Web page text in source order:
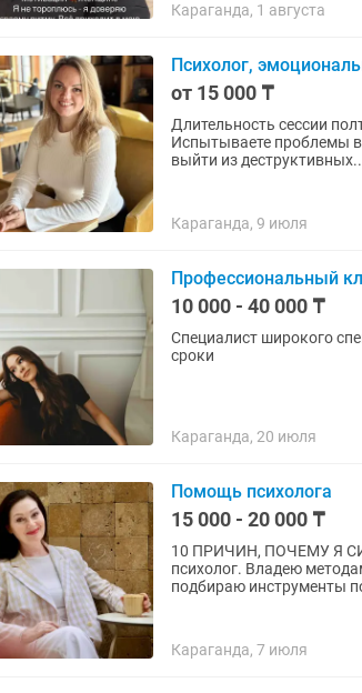
Караганда, 1 августа
Психолог,
от 15 000 ₸
Длительность сессии полтора часа Вы можете обратиться ко
Испытываете проблемы в общении с людьми
выйти из
Караганда, 9 июля
Профессиональный
10 000 - 40 000 ₸
Специалист широкого
сроки
Караганда, 20 июля
Помощь психолога
15 000 - 20 000 ₸
10 ПРИЧИН, ПОЧЕМУ Я
психолог. Владею
подбираю инструменты
Караганда, 7 июля